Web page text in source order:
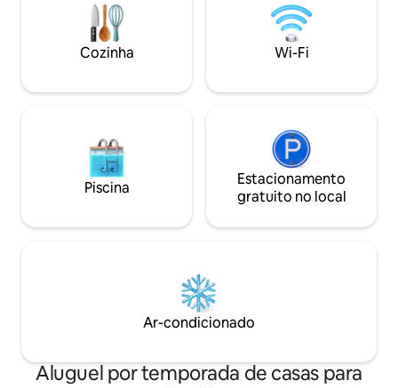
parques locais, ciclismo na Cape Cod Rail
Trail e campos de golfe. Parece o seu
próprio pedacinho do verão de Cape.
Entre na nossa sala de jogos
chuva ou risadas tarde da noite.
proprietários são
Ocean Edge,
obter passes de
para acessar as
Cozinha Wi-Fi
Piscina
Estacionamento
gratuito no local
Ar-condicionado
Aluguel por temporada de casas para